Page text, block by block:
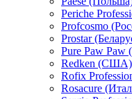
Periche
Profcosmo
Prostar
Pure Paw Paw
Redken (США)
Rofix
Rosacure